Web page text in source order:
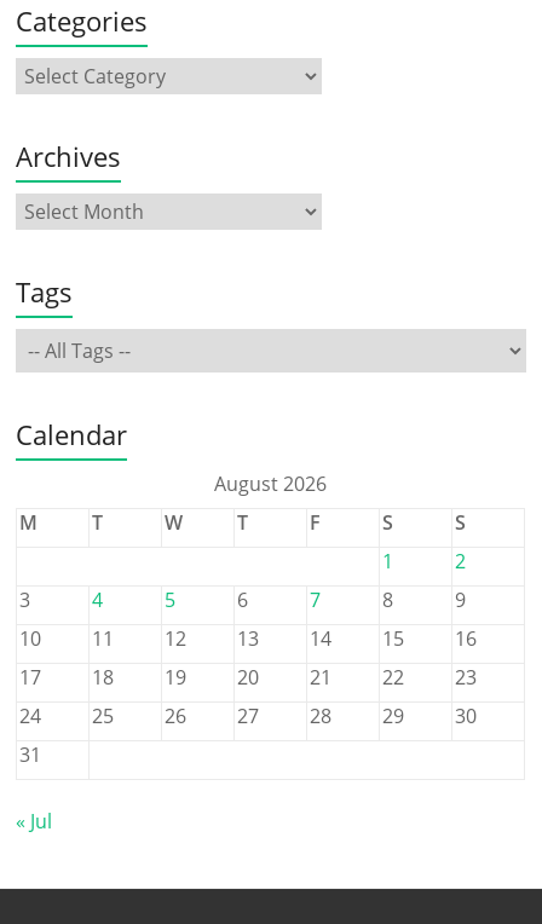
Categories
Archives
Tags
Calendar
August 2026
M
T W T F S
S
1
2
3
4 5 6 7 8
9
10
11 12 13 14 15
16
17
18 19 20 21 22
23
24
25 26 27 28 29
30
31
« Jul